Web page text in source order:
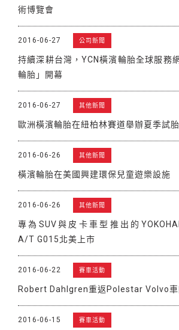
賽車活動
術博覽會
2016-06-27 公司新聞
持續深耕台灣，YCN橫濱輪胎全球服務
輪胎」開幕
2016-06-27 其他新聞
歐洲橫濱輪胎在紐柏林賽道舉辦夏季試
2016-06-26 其他新聞
橫濱輪胎在美國興建環保兒童遊樂設施
2016-06-26 其他新聞
專為SUV與皮卡車型推出的
A/T G015北美上市
2016-06-22 賽車活動
Robert Dahlgren重返Polestar Volvo車
2016-06-15 賽車活動